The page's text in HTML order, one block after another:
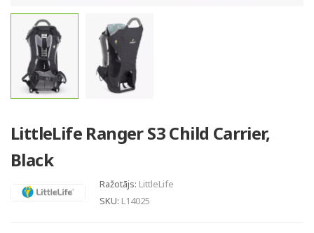
LittleLife Ranger S3 Child Carrier,
Black
Ražotājs: LittleLife
SKU: L14025